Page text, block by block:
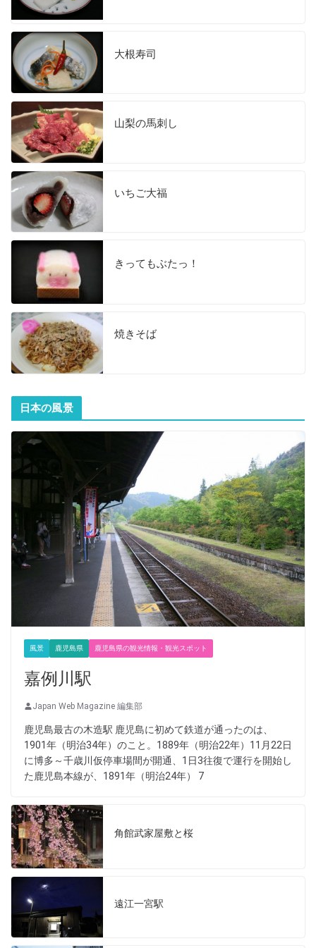
大根寿司
山梨の馬刺し
いちご大福
きってもぶたっ！
焼きそば
日本の風景
風景 鹿児島県 鹿児島県の観光情報・観光スポット
嘉例川駅
Japan Web Magazine 編集部
鹿児島最古の木造駅 鹿児島に初めて鉄道が通ったのは、
1901年（明治34年）のこと。1889年（明治22年）11月22日
に博多～千歳川仮停車場間が開通、1日3往復で運行を開始し
た鹿児島本線が、1891年（明治24年） 7
角館武家屋敷と桜
遠江一宮駅